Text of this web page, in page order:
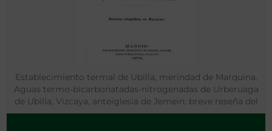
Establecimiento termal de Ubilla, merindad de Marquina.
Aguas termo-bicarbonatadas-nitrogenadas de Urberuaga
de Ubilla, Vizcaya, anteiglesia de Jemein: breve reseña del
mismo y su instalación, análisis y virtudes medicinales de